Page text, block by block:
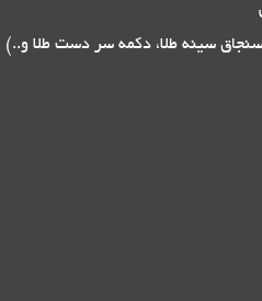
سینه طلا، دکمه سر دست طلا و..)